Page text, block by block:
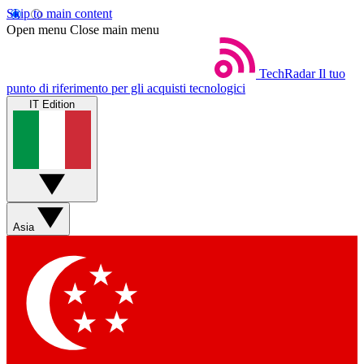
Skip to main content
Open menu Close main menu
TechRadar Il tuo
punto di riferimento per gli acquisti tecnologici
IT Edition
Asia